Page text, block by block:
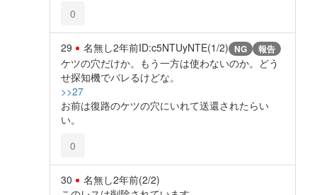
0
29 名無し2年前ID:c5NTUyNTE(1/2) NG 報告
ケツの穴だけか。もう一方は使わないのか。どう
せ探知機でバレるけどな。
>>27
お前は復路のケツの穴にいれて送還されたらい
い。
0
30 名無し2年前(2/2)